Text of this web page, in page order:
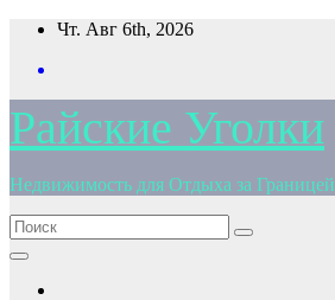
Перейти
содержимому
Чт. Авг 6th, 2026
Райские Уголки
Недвижимость для Отдыха за Границей